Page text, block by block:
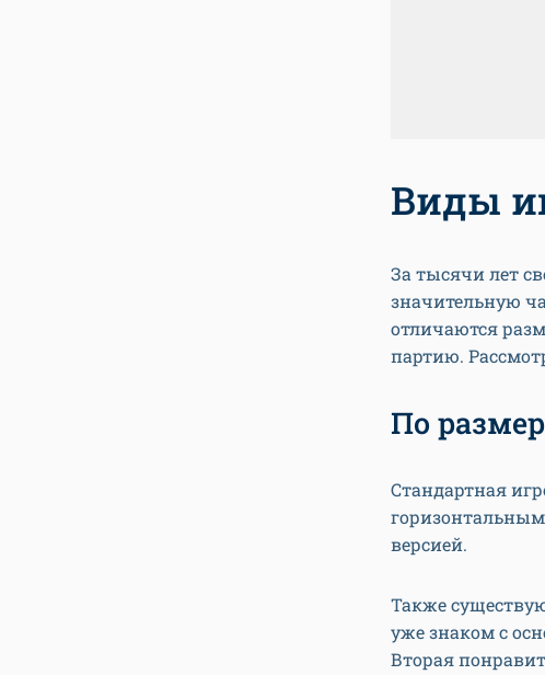
Виды
За тысячи лет
значительную
отличаются
партию.
По
Стандартная
версией.
Также
уже знаком с
Вторая